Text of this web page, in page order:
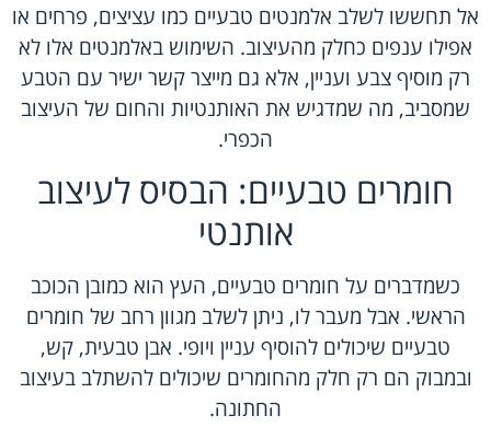
אל תחששו לשלב אלמנטים טבעיים כמו עציצים, פרחים או
אפילו ענפים כחלק מהעיצוב. השימוש באלמנטים אלו לא
רק מוסיף צבע ועניין, אלא גם מייצר קשר ישיר עם הטבע
שמסביב, מה שמדגיש את האותנטיות והחום של העיצוב
הכפרי.
חומרים טבעיים: הבסיס לעיצוב
אותנטי
כשמדברים על חומרים טבעיים, העץ הוא כמובן הכוכב
הראשי. אבל מעבר לו, ניתן לשלב מגוון רחב של חומרים
טבעיים שיכולים להוסיף עניין ויופי. אבן טבעית, קש,
ובמבוק הם רק חלק מהחומרים שיכולים להשתלב בעיצוב
החתונה.